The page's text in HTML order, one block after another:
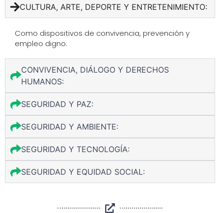
CULTURA, ARTE, DEPORTE Y ENTRETENIMIENTO:
Como dispositivos de convivencia, prevención y
empleo digno.
CONVIVENCIA, DIÁLOGO Y DERECHOS
HUMANOS:
SEGURIDAD Y PAZ:
SEGURIDAD Y AMBIENTE:
SEGURIDAD Y TECNOLOGÍA:
SEGURIDAD Y EQUIDAD SOCIAL: